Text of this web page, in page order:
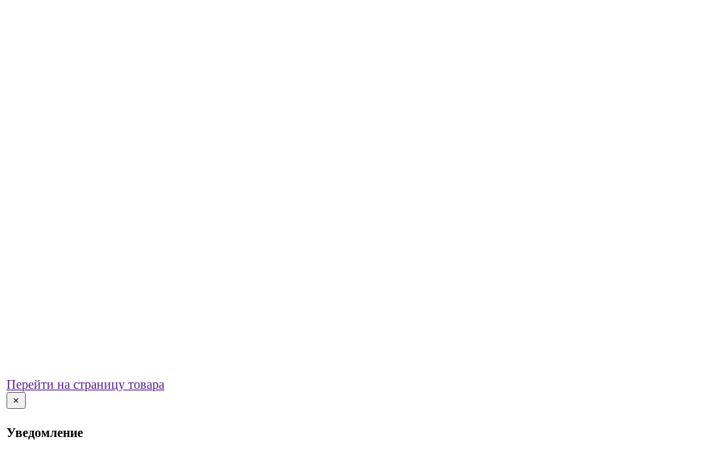
Игровые элементы
Качалки на пружине
Перейти на страницу товара
×
Уведомление